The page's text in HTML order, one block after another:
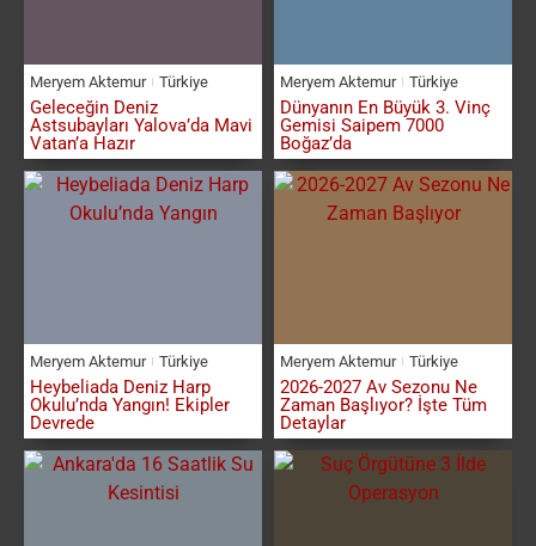
Meryem Aktemur Türkiye
Geleceğin Deniz
Astsubayları Yalova’da Mavi
Vatan’a Hazır
Meryem Aktemur Türkiye
Dünyanın En Büyük 3. Vinç
Gemisi Saipem 7000
Boğaz’da
Meryem Aktemur Türkiye
Heybeliada Deniz Harp
Okulu’nda Yangın! Ekipler
Devrede
Meryem Aktemur Türkiye
2026-2027 Av Sezonu Ne
Zaman Başlıyor? İşte Tüm
Detaylar